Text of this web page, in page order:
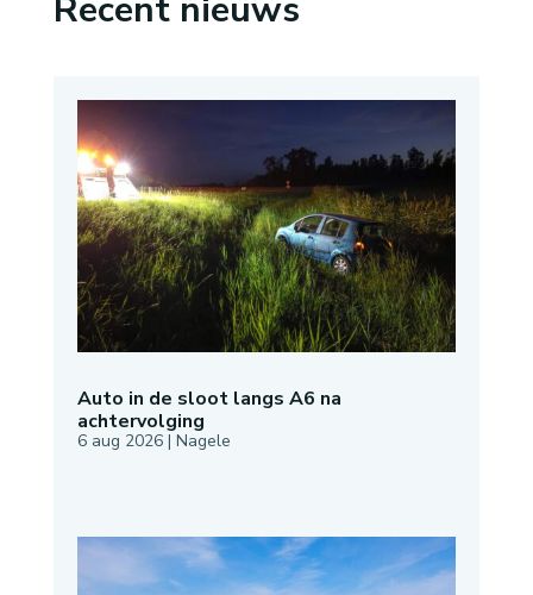
Recent nieuws
Auto in de sloot langs A6 na
achtervolging
6 aug 2026| Nagele